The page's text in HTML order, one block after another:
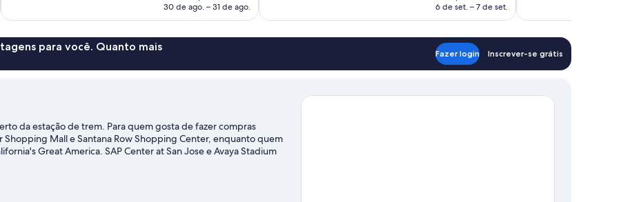
de
R$ 532
30 de ago. – 31 de ago.
de
R$ 499
6 de set. – 7 de set.
para você. Quanto mais
Fazer login Inscrever-se grátis
da estação de trem. Para quem gosta de fazer compras
Shopping Mall e Santana Row Shopping Center, enquanto quem
Great America. SAP Center at San Jose e Avaya Stadium